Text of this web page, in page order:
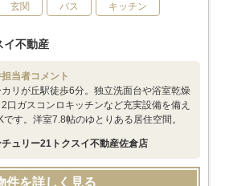
玄関 バス キッチン
イ不動産
当者コメント
リが丘駅徒歩6分。独立洗面台や浴室乾燥
口ガスコンロキッチンなど充実設備を備え
です。洋室7.8帖のゆとりある居住空間。
ュリー21トクスイ不動産佐倉店
件を詳しく見る